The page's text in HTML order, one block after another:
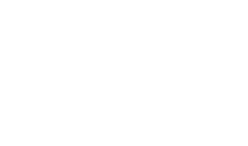
at oplyse dem betingelserne
deres overholdelse af
til din konto
at dit brugernavn og din
Del ikke disse oplysninger